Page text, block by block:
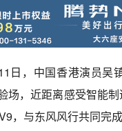
11日，中国香港演员
场，近距离感受智能
，与东风风行共同完